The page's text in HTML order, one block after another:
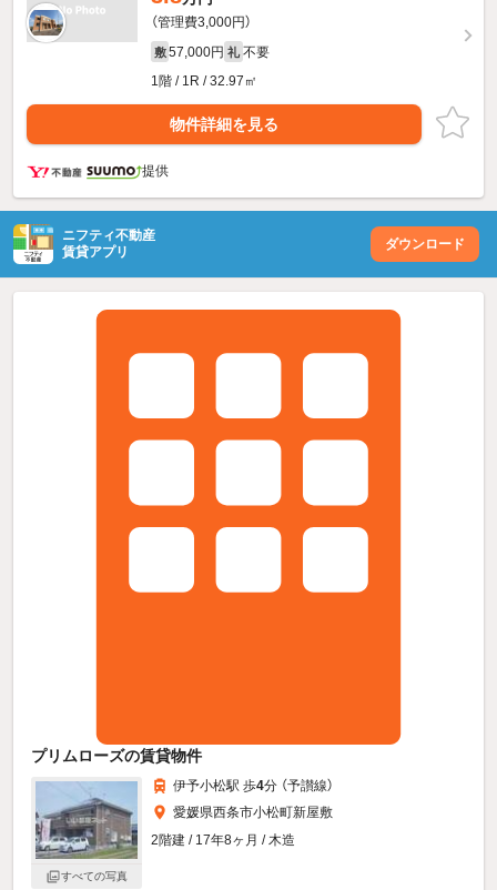
（管理費3,000円）
敷 57,000円 礼 不要
1階 / 1R / 32.97㎡
物件詳細を見る
提供
ニフティ不動産
賃貸アプリ
ダウンロード
プリムローズの賃貸物件
すべての写真
伊予小松駅 歩4分 （予讃線）
愛媛県西条市小松町新屋敷
2階建 / 17年8ヶ月 / 木造